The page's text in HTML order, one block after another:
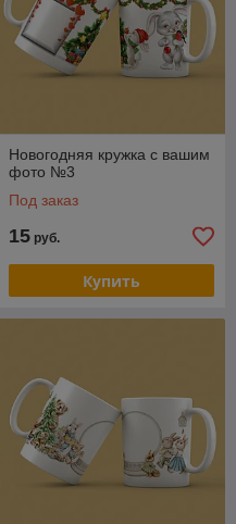
Новогодняя кружка с вашим
фото №3
Под заказ
15 руб.
Купить